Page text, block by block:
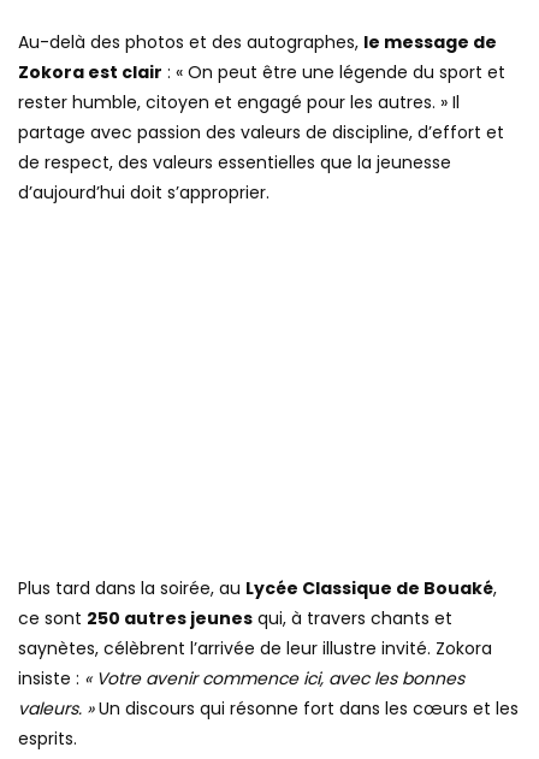
Au-delà des photos et des autographes, le message de
Zokora est clair : « On peut être une légende du sport et
rester humble, citoyen et engagé pour les autres. » Il
partage avec passion des valeurs de discipline, d’effort et
de respect, des valeurs essentielles que la jeunesse
d’aujourd’hui doit s’approprier.
Plus tard dans la soirée, au Lycée Classique de Bouaké,
ce sont 250 autres jeunes qui, à travers chants et
saynètes, célèbrent l’arrivée de leur illustre invité. Zokora
insiste : « Votre avenir commence ici, avec les bonnes
valeurs. »Un discours qui résonne fort dans les cœurs et les
esprits.